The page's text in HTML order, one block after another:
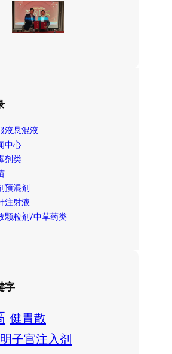
液悬混液
中心
剂类
预混剂
注射液
颗粒剂/中草药类
字
健胃散
子宫注入剂